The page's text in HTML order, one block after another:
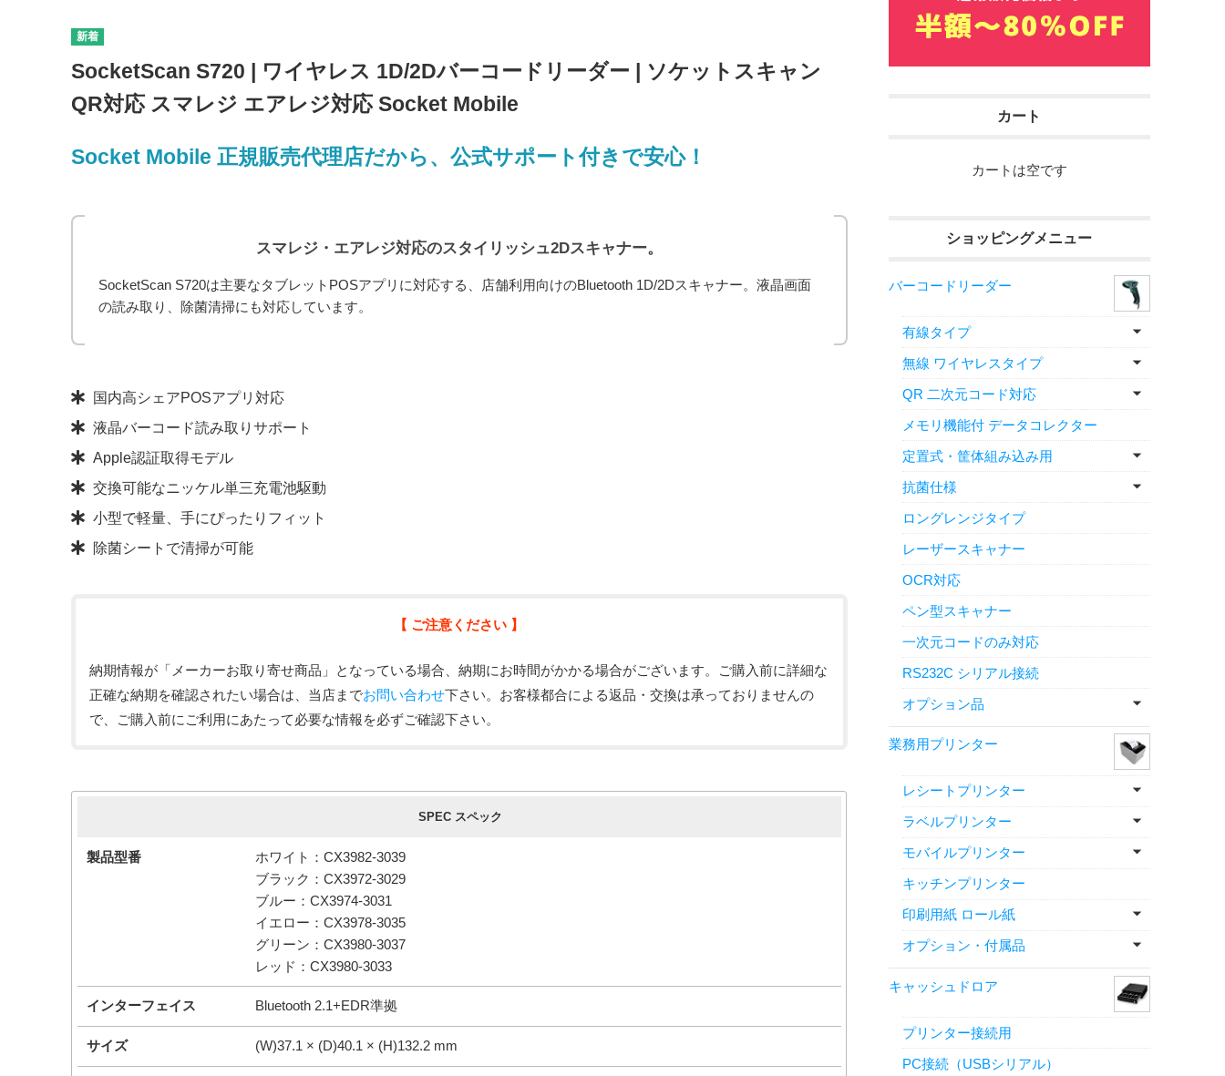
SocketScan S720 | ワイヤレス 1D/2Dバーコードリーダー | ソケットスキャン
QR対応 スマレジ エアレジ対応 Socket Mobile
Socket Mobile 正規販売代理店だから、公式サポート付きで安心！
スマレジ・エアレジ対応のスタイリッシュ2Dスキャナー。
SocketScan S720は主要なタブレットPOSアプリに対応する、店舗利用向けのBluetooth 1D/2Dスキャナー。液晶画面
の読み取り、除菌清掃にも対応しています。
製品の注目ポイント
国内高シェアPOSアプリ対応
液晶バーコード読み取りサポート
Apple認証取得モデル
交換可能なニッケル単三充電池駆動
小型で軽量、手にぴったりフィット
除菌シートで清掃が可能
【 ご注意ください 】
納期情報が「メーカーお取り寄せ商品」となっている場合、納期にお時間がかかる場合がございます。ご購入前に詳細な
正確な納期を確認されたい場合は、当店までお問い合わせ下さい。お客様都合による返品・交換は承っておりませんの
で、ご購入前にご利用にあたって必要な情報を必ずご確認下さい。
SPEC スペック
製品型番
ホワイト：CX3982-3039
ブラック：CX3972-3029
ブルー：CX3974-3031
イエロー：CX3978-3035
グリーン：CX3980-3037
レッド：CX3980-3033
インターフェイス Bluetooth 2.1+EDR準拠
サイズ (W)37.1 × (D)40.1 × (H)132.2 mm
カート
カートは空です
ショッピングメニュー
バーコードリーダー
有線タイプ
無線 ワイヤレスタイプ
QR 二次元コード対応
メモリ機能付 データコレクター
定置式・筐体組み込み用
抗菌仕様
ロングレンジタイプ
レーザースキャナー
OCR対応
ペン型スキャナー
一次元コードのみ対応
RS232C シリアル接続
オプション品
業務用プリンター
レシートプリンター
ラベルプリンター
モバイルプリンター
キッチンプリンター
印刷用紙 ロール紙
オプション・付属品
キャッシュドロア
プリンター接続用
PC接続（USBシリアル）